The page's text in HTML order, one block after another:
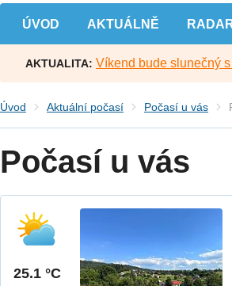
ÚVOD AKTUÁLNĚ
AKTUALITA: Víkend bude slunečný
Úvod Aktuální počasí Počasí u vás
Počasí u vás
25.1 °C